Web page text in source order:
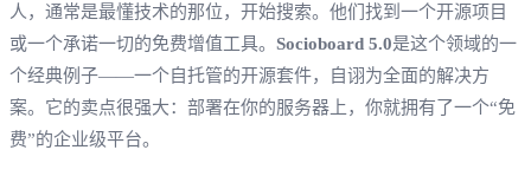
人，通常是最懂技术的那位，开始搜索。他们找到一个开源项目
或一个承诺一切的免费增值工具。 Socioboard 5.0是这个领域的一
个经典例子——一个自托管的开源套件，自诩为全面的解决方
案。它的卖点很强大：部署在你的服务器上，你就拥有了一个“免
费”的企业级平台。